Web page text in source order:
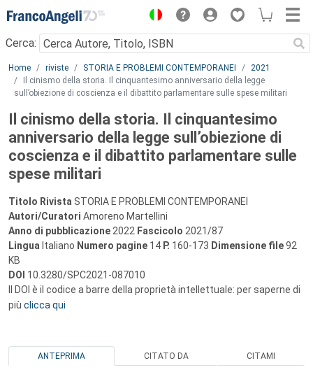
Menu
Cerca:
Main content
Home riviste STORIA E PROBLEMI CONTEMPORANEI
2021
Il cinismo della storia. Il cinquantesimo anniversario della legge
sull’obiezione di coscienza e il dibattito parlamentare sulle spese militari
Il cinismo della storia. Il cinquantesimo
anniversario della legge sull’obiezione di
coscienza e il dibattito parlamentare sulle
spese militari
Titolo Rivista STORIA E PROBLEMI CONTEMPORANEI
Autori/Curatori Amoreno Martellini
Anno di pubblicazione 2022 Fascicolo 2021/87
Lingua Italiano Numero pagine 14 P. 160-173 Dimensione file92
KB
DOI 10.3280/SPC2021-087010
Il DOI è il codice a barre della proprietà intellettuale: per saperne di
più clicca qui
ANTEPRIMA CITATO DA CITAMI